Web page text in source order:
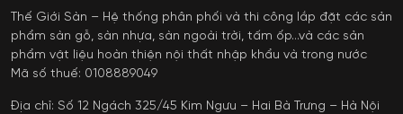
Thế Giới Sàn – Hệ thống phân phối và thi công lắp đặt các sản
phẩm sàn gỗ, sàn nhựa, sàn ngoài trời, tấm ốp…và các sản
phẩm vật liệu hoàn thiện nội thất nhập khẩu và trong nước
Mã số thuế: 0108889049
Địa chỉ: Số 12 Ngách 325/45 Kim Ngưu – Hai Bà Trưng – Hà Nội